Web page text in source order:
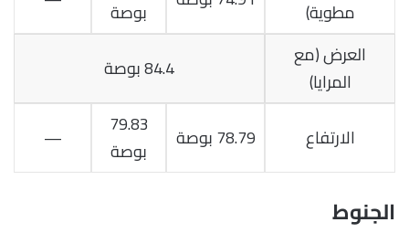
مطوية) بوصة
العرض (مع
المرايا)
84.4 بوصة
الارتفاع 78.79 بوصة
79.83
بوصة
—
الجنوط